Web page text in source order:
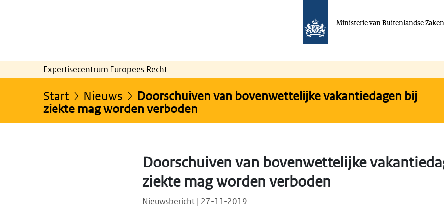
Ministerie van Buitenlandse Zaken
Expertisecentrum Europees Recht
Start Nieuws
Doorschuiven van bovenwettelijke vakantiedagen bij
ziekte mag worden verboden
Doorschuiven van bovenwettelijke
ziekte mag worden verboden
Nieuwsbericht | 27-11-2019